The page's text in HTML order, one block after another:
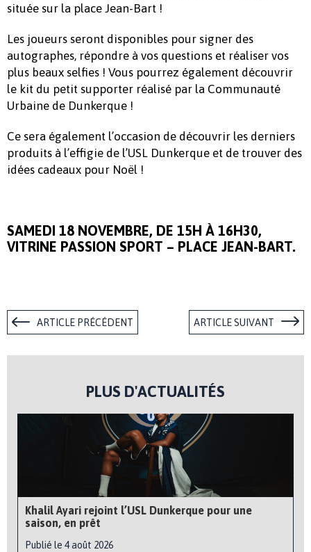
située sur la place Jean-Bart !
Les joueurs seront disponibles pour signer des
autographes, répondre à vos questions et réaliser vos
plus beaux selfies ! Vous pourrez également découvrir
le kit du petit supporter réalisé par la Communauté
Urbaine de Dunkerque !
Ce sera également l’occasion de découvrir les derniers
produits à l’effigie de l’USL Dunkerque et de trouver des
idées cadeaux pour Noël !
SAMEDI 18 NOVEMBRE, DE 15H À 16H30,
VITRINE PASSION SPORT – PLACE JEAN-BART.
ARTICLE PRÉCÉDENT ARTICLE SUIVANT
PLUS D'ACTUALITÉS
Khalil Ayari rejoint l’USL Dunkerque pour une
saison, en prêt
Publié le 4 août 2026